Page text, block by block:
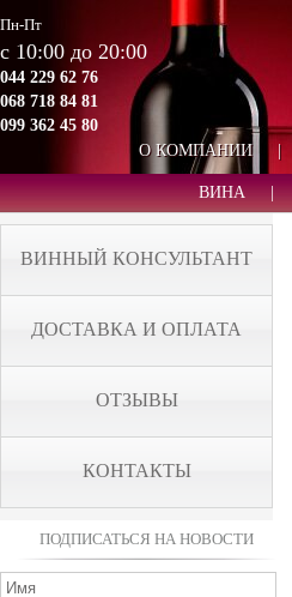
Пн-Пт
с 10:00 до 20:00
044 229 62 76
068 718 84 81
099 362 45 80
О КОМПАНИИ
|
ВИНА
ВИННЫЙ КОНСУЛЬТАНТ
ДОСТАВКА И ОПЛАТА
ОТЗЫВЫ
КОНТАКТЫ
ПОДПИСАТЬСЯ НА НОВОСТИ